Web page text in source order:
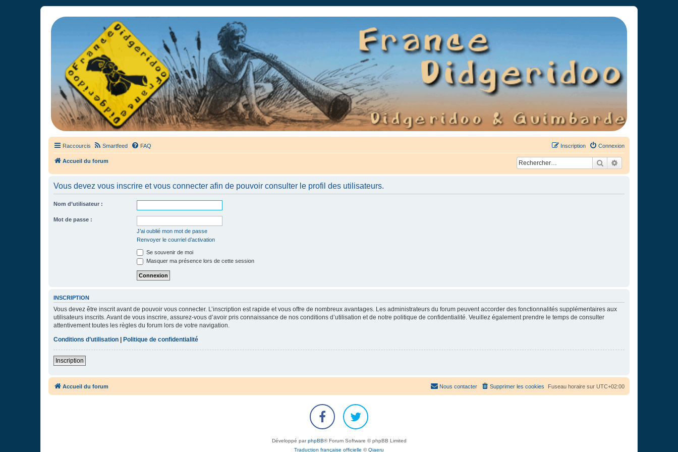
France Didgeridoo
Didgeridoo et Guimbarde sur France Didgeridoo - retrouvez la communauté.
Raccourcis Smartfeed FAQ Connexion
Inscription
Accueil du forum Rechercher
Vous devez vous inscrire et vous connecter afin de pouvoir consulter le profil des utilisateurs.
Nom d’utilisateur :
Mot de passe :
J’ai oublié mon mot de passe
Renvoyer le courriel d’activation
Se souvenir de moi
Masquer ma présence lors de cette session
INSCRIPTION
Vous devez être inscrit avant de pouvoir vous connecter. L’inscription est rapide et vous offre de nombreux avantages. Les administrateurs du forum peuvent accorder des fonctionnalités supplémentaires aux
utilisateurs inscrits. Avant de vous inscrire, assurez-vous d’avoir pris connaissance de nos conditions d’utilisation et de notre politique de confidentialité. Veuillez également prendre le temps de consulter
attentivement toutes les règles du forum lors de votre navigation.
Conditions d’utilisation
Politique de confidentialité
Inscription
Accueil du forum Fuseau horaire sur UTC+02:00
Supprimer les cookies
Nous contacter
Développé parphpBB® Forum Software © phpBB Limited
Traduction française officielle ©Qiaeru